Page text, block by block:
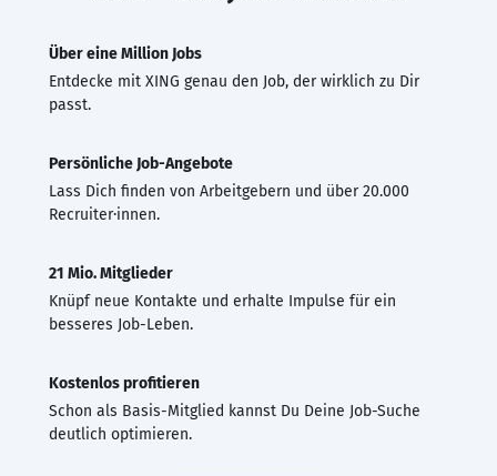
Über eine Million Jobs
Entdecke mit XING genau den Job, der wirklich zu Dir
passt.
Persönliche Job-Angebote
Lass Dich finden von Arbeitgebern und über 20.000
Recruiter·innen.
21 Mio. Mitglieder
Knüpf neue Kontakte und erhalte Impulse für ein
besseres Job-Leben.
Kostenlos profitieren
Schon als Basis-Mitglied kannst Du Deine Job-Suche
deutlich optimieren.